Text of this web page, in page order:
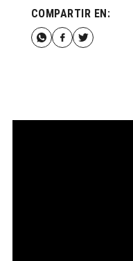
COMPARTIR EN: